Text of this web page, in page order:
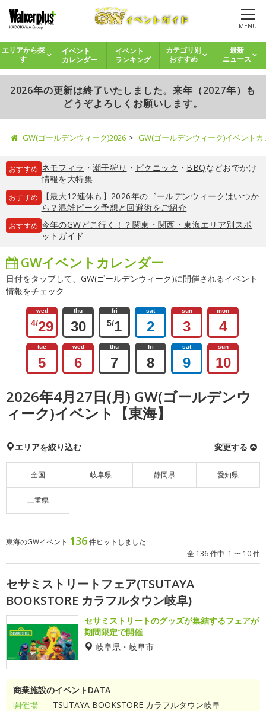
MENU
エリアから探
す
イベント
カレンダー
イベント
ランキング
カテゴリ別
おすすめ
最新
ニュース
2026年の更新は終了いたしました。来年（2027年）も
どうぞよろしくお願いします。
GW(ゴールデンウィーク)2026 GW(ゴールデンウィーク)イベント
おすすめ ネモフィラ ・ 潮干狩り ・ ピクニック ・ BBQなどおでかけ
情報を大特集
おすすめ
【最大12連休も】2026年のゴールデンウィークはいつか
ら？混雑ピーク予想と回避術をご紹介
おすすめ 今年のGWどこ行く！？関東・関西・東海エリア別スポ
ットガイド
GWイベントカレンダー
日付をタップして、GW(ゴールデンウィーク)に開催されるイベント
情報をチェック
wed
4/29
thu
30
fri
5/1
sat
2
sun
3
mon
4
tue
5
wed
6
thu
7
fri
8
sat
9
sun
10
2026年4月27日(月) GW(ゴールデンウ
ィーク)イベント【東海】
エリアを絞り込む 変更する
全国 岐阜県 静岡県 愛知県
三重県
東海のGWイベント 136件ヒットしました
全 136 件中 1 〜 10 件
セサミストリートフェア(TSUTAYA
BOOKSTORE カラフルタウン岐阜)
セサミストリートのグッズが集結するフェアが
期間限定で開催
岐阜県・岐阜市
商業施設のイベントDATA
開催場
TSUTAYA BOOKSTORE カラフルタウン岐阜